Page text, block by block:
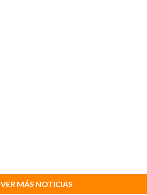
VER MÁS NOTICIAS